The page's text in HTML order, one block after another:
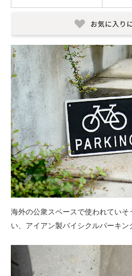
海外の公衆スペースで使われていそ
い、アイアン製バイシクルパーキン